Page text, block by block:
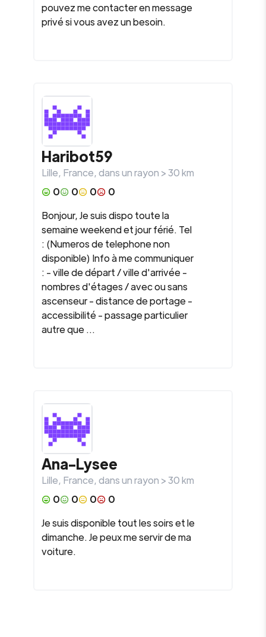
pouvez me contacter en message
privé si vous avez un besoin.
Haribot59
Lille, France, dans un rayon >30km
0
0 0
0
Bonjour, Je suis dispo toute la
semaine weekend et jour férié. Tel
: (Numeros de telephone non
disponible) Info à me communiquer
: - ville de départ / ville d'arrivée -
nombres d'étages / avec ou sans
ascenseur - distance de portage -
accessibilité - passage particulier
autre que ...
Ana-Lysee
Lille, France, dans un rayon >30km
0
0 0
0
Je suis disponible tout les soirs et le
dimanche. Je peux me servir de ma
voiture.